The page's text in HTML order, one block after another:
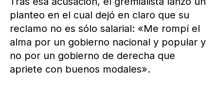
planteo en el cual dejó en claro que su
reclamo no es sólo salarial: «Me rompí el
alma por un gobierno nacional y popular y
no por un gobierno de derecha que
apriete con buenos modales».